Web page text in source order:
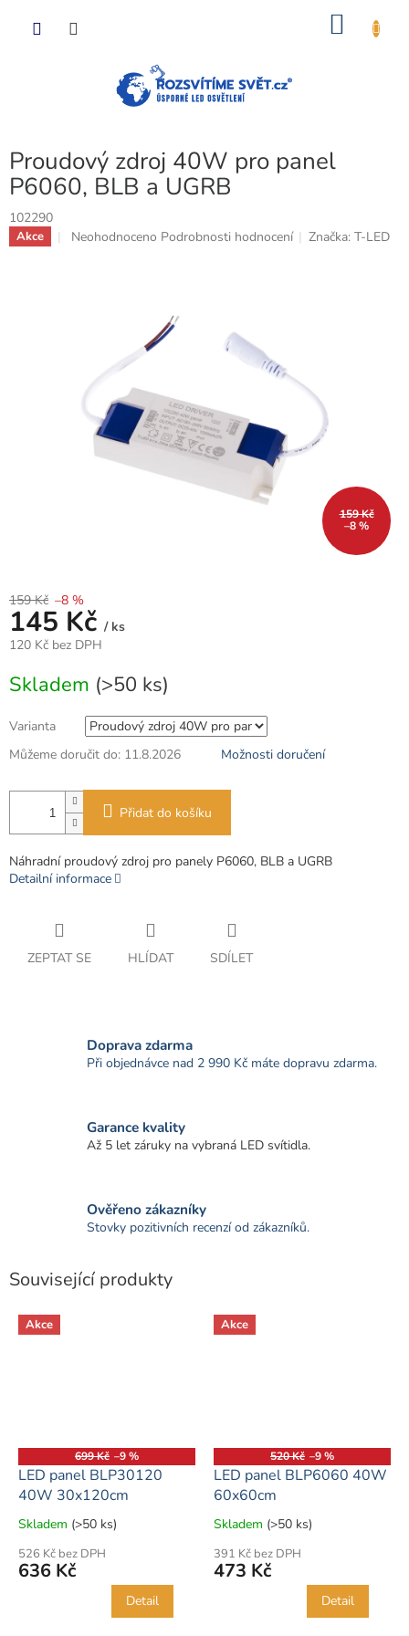
Proudový zdroj 40W pro panel
P6060, BLB a UGRB
102290
Akce
Průměrné
Neohodnoceno Podrobnosti hodnocení Značka:T-LED
159 Kč
–8 %
159 Kč –8 %
145 Kč / ks
120 Kč bez DPH
cena:
Skladem (>50 ks)
Varianta
Můžeme doručit do: 11.8.2026 Možnosti doručení
Přidat do košíku
Náhradní proudový zdroj pro panely P6060, BLB a UGRB
Detailní informace
ZEPTAT SE HLÍDAT SDÍLET
Doprava zdarma
Při objednávce nad 2 990 Kč máte dopravu zdarma.
Garance kvality
Až 5 let záruky na vybraná LED svítidla.
Ověřeno zákazníky
Stovky pozitivních recenzí od zákazníků.
Související produkty
Akce
699 Kč –9 %
LED panel BLP30120
40W 30x120cm
Průměrné
produktu
je
Skladem (>50 ks)
526 Kč bez DPH
636 Kč
Detail
Akce
520 Kč –9 %
LED panel BLP6060 40W
60x60cm
Průměrné
produktu
je
Skladem (>50 ks)
391 Kč bez DPH
473 Kč
Detail